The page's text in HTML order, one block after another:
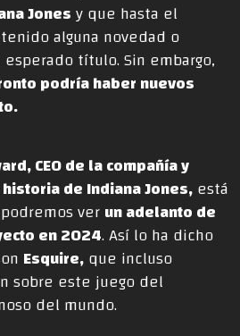
Jonesy que hasta el
alguna novedad o
título. Sin embargo,
podría haber nuevos
CEO de la compañía y
de Indiana Jones,está
verun adelanto de
en 2024. Así lo ha dicho
Esquire,que incluso
sobre este juego del
del mundo.